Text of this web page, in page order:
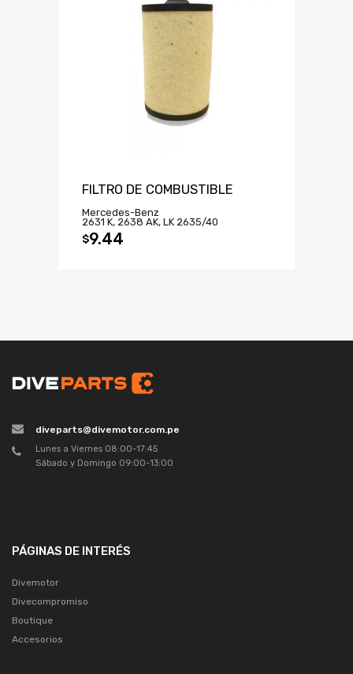
FILTRO DE COMBUSTIBLE
Mercedes-Benz
2631 K, 2638 AK, LK 2635/40
$9.44
diveparts@divemotor.com.pe
Lunes a Viernes 08:00-17:45
Sábado y Domingo 09:00-13:00
PÁGINAS DE INTERÉS
Divemotor
Divecompromiso
Boutique
Accesorios